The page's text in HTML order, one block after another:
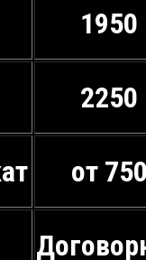
1950
2250
от